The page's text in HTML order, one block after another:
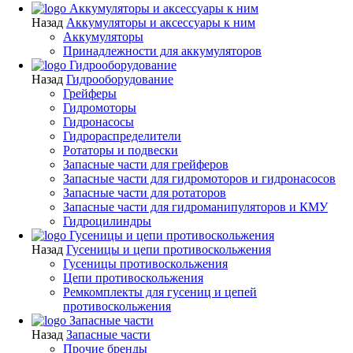
Аккумуляторы и аксессуары к ним
Назад Аккумуляторы и аксессуары к ним
Аккумуляторы
Принадлежности для аккумуляторов
Гидрооборудование
Назад Гидрооборудование
Грейферы
Гидромоторы
Гидронасосы
Гидрораспределители
Ротаторы и подвески
Запасные части для грейферов
Запасные части для гидромоторов и гидронасосов
Запасные части для ротаторов
Запасные части для гидроманипуляторов и КМУ
Гидроцилиндры
Гусеницы и цепи противоскольжения
Назад Гусеницы и цепи противоскольжения
Гусеницы противоскольжения
Цепи противоскольжения
Ремкомплекты для гусениц и цепей
противоскольжения
Запасные части
Назад Запасные части
Прочие бренды